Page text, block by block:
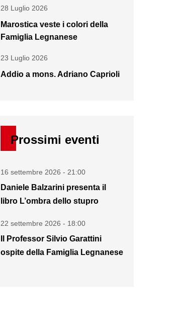
28 Luglio 2026
Marostica veste i colori della
Famiglia Legnanese
23 Luglio 2026
Addio a mons. Adriano Caprioli
Prossimi eventi
16 settembre 2026 - 21:00
Daniele Balzarini presenta il
libro L’ombra dello stupro
22 settembre 2026 - 18:00
Il Professor Silvio Garattini
ospite della Famiglia Legnanese